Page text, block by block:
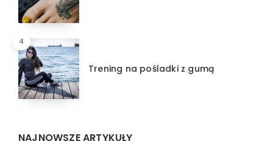
4
Trening na pośladki z gumą
NAJNOWSZE ARTYKUŁY